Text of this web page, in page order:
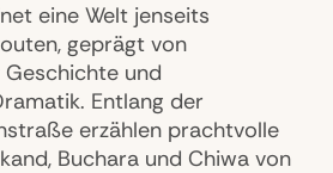
eine Welt jenseits
geprägt von
und
Entlang der
erzählen prachtvolle
Buchara und Chiwa von